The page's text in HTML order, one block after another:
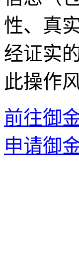
性、真
经证实
此操作
前往御
申请御